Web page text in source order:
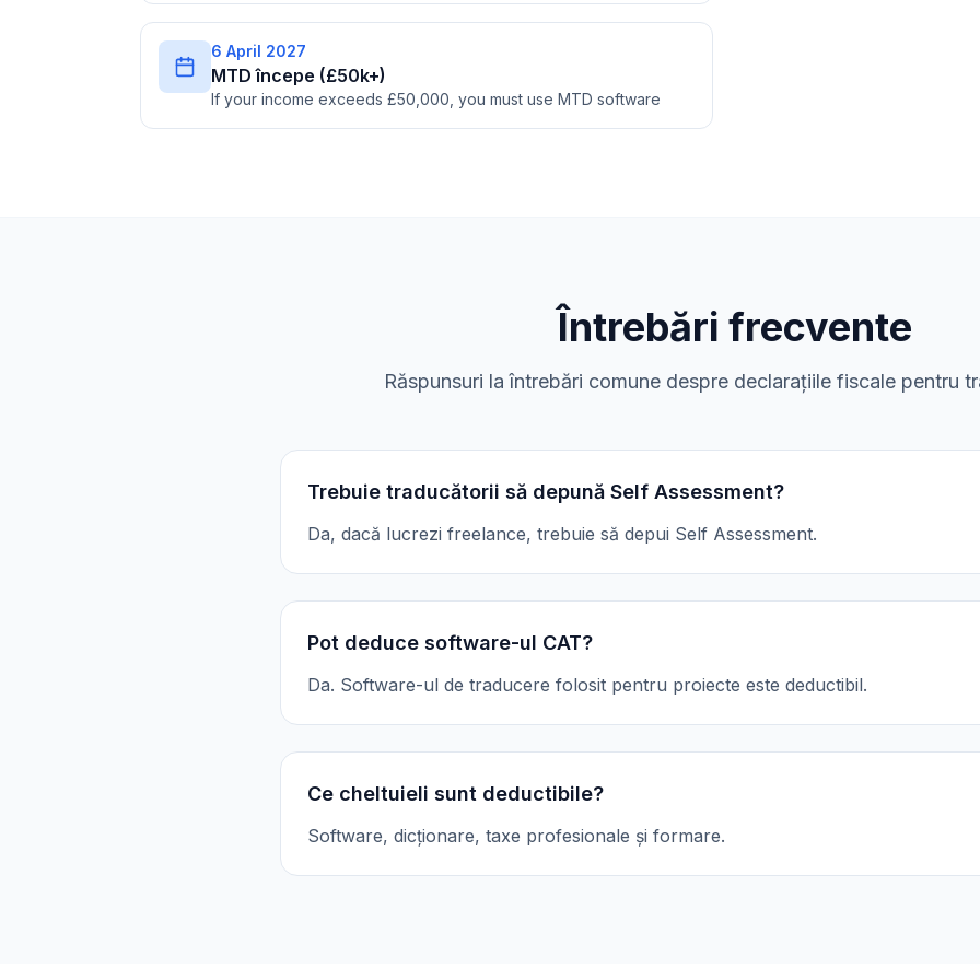
6 April 2027
MTD începe (£50k+)
If your income exceeds £50,000, you must use MTD software
Întrebări frecvente
Răspunsuri la întrebări comune despre declarațiile fiscale pentru
Trebuie traducătorii să depună Self Assessment?
Da, dacă lucrezi freelance, trebuie să depui Self Assessment.
Pot deduce software-ul CAT?
Da. Software-ul de traducere folosit pentru proiecte este deductibil.
Ce cheltuieli sunt deductibile?
Software, dicționare, taxe profesionale și formare.